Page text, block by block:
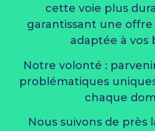
cette voie plus
garantissant une
adaptée à vos
Notre volonté :
problématiques
chaque
Nous suivons de près